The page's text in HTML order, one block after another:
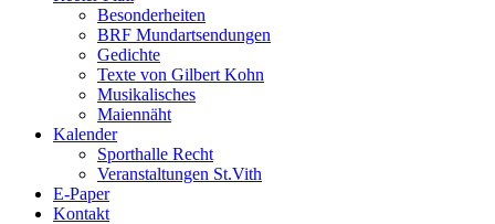
Besonderheiten
BRF Mundartsendungen
Gedichte
Texte von Gilbert Kohn
Musikalisches
Maiennäht
Kalender
Sporthalle Recht
Veranstaltungen St.Vith
E-Paper
Kontakt